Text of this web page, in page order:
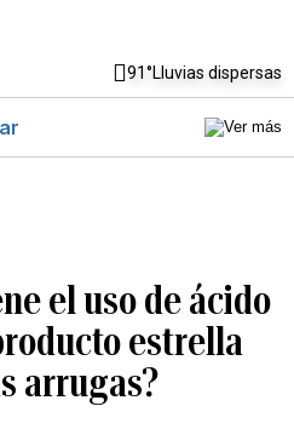
91°Lluvias dispersas
el uso de ácido
estrella
arrugas?